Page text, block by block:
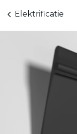
Elektrificatie